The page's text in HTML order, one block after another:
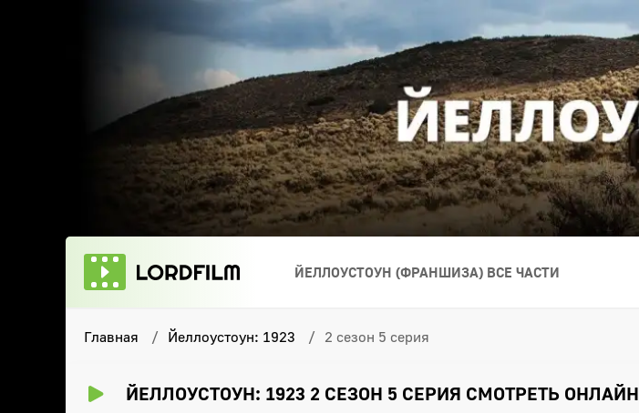
ЙЕЛЛОУСТОУН (ФРАНШИЗА) ВСЕ ЧАСТИ
Главная Йеллоустоун: 1923 2 сезон 5 серия
ЙЕЛЛОУСТОУН: 1923 2 СЕЗОН 5 СЕРИЯ СМОТРЕТЬ ОНЛАЙН